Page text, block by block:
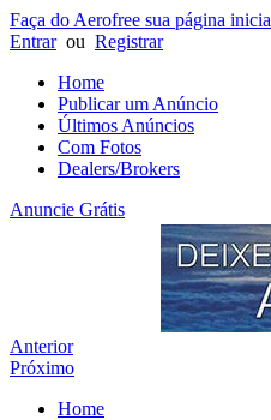
Faça do Aerofree sua página
Entrarou Registrar
Home
Publicar um Anúncio
Últimos Anúncios
Com Fotos
Dealers/Brokers
Anuncie Grátis
Anterior
Próximo
Home